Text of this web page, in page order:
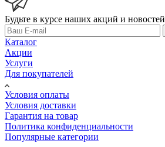
Будьте в курсе наших акций и новостей
Каталог
Акции
Услуги
Для покупателей
Условия оплаты
Условия доставки
Гарантия на товар
Политика конфиденциальности
Популярные категории